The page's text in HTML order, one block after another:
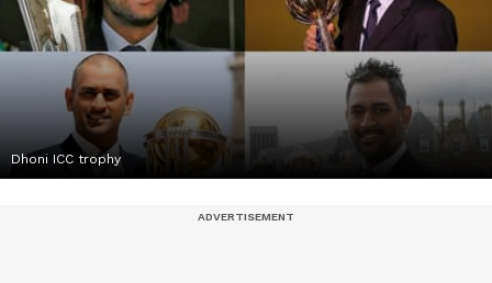
Dhoni ICC trophy